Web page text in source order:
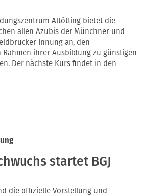
Altötting bietet die
allen Azubis der Münchner und
Innung an, den
ihrer Ausbildung zu günstigen
Der nächste Kurs findet in den
startet BGJ
die offizielle Vorstellung und